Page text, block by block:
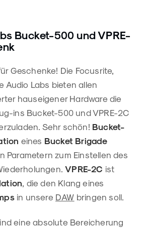
Bucket-500 und VPRE-
Geschenke! Die Focusrite,
Audio Labs bieten allen
hauseigener Hardware die
ins Bucket-500 und VPRE-2C
Sehr schön! Bucket-
eines Bucket Brigade
Parametern zum Einstellen des
VPRE-2C ist
, die den Klang eines
in unsere DAW bringen soll.
eine absolute Bereicherung